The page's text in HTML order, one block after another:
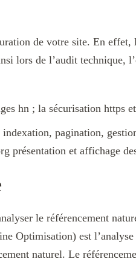
de votre site. En effet,
lors de l’audit technique,
hn ; la sécurisation https
pagination,
présentation et affichage
le référencement
Optimisation) est
naturel. Le